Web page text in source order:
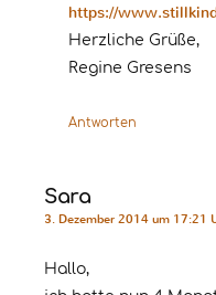
https://
Herzliche Grüße,
Regine Gresens
Antworten
Sara
3. Dezember 2014 um 17:21
Hallo,